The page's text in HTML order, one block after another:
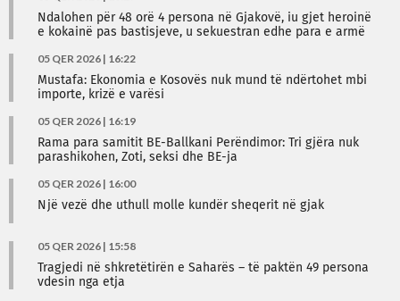
Ndalohen për 48 orë 4 persona në Gjakovë, iu gjet heroinë
e kokainë pas bastisjeve, u sekuestran edhe para e armë
05 QER 2026 | 16:22
Mustafa: Ekonomia e Kosovës nuk mund të ndërtohet mbi
importe, krizë e varësi
05 QER 2026 | 16:19
Rama para samitit BE-Ballkani Perëndimor: Tri gjëra nuk
parashikohen, Zoti, seksi dhe BE-ja
05 QER 2026 | 16:00
Një vezë dhe uthull molle kundër sheqerit në gjak
05 QER 2026 | 15:58
Tragjedi në shkretëtirën e Saharës – të paktën 49 persona
vdesin nga etja